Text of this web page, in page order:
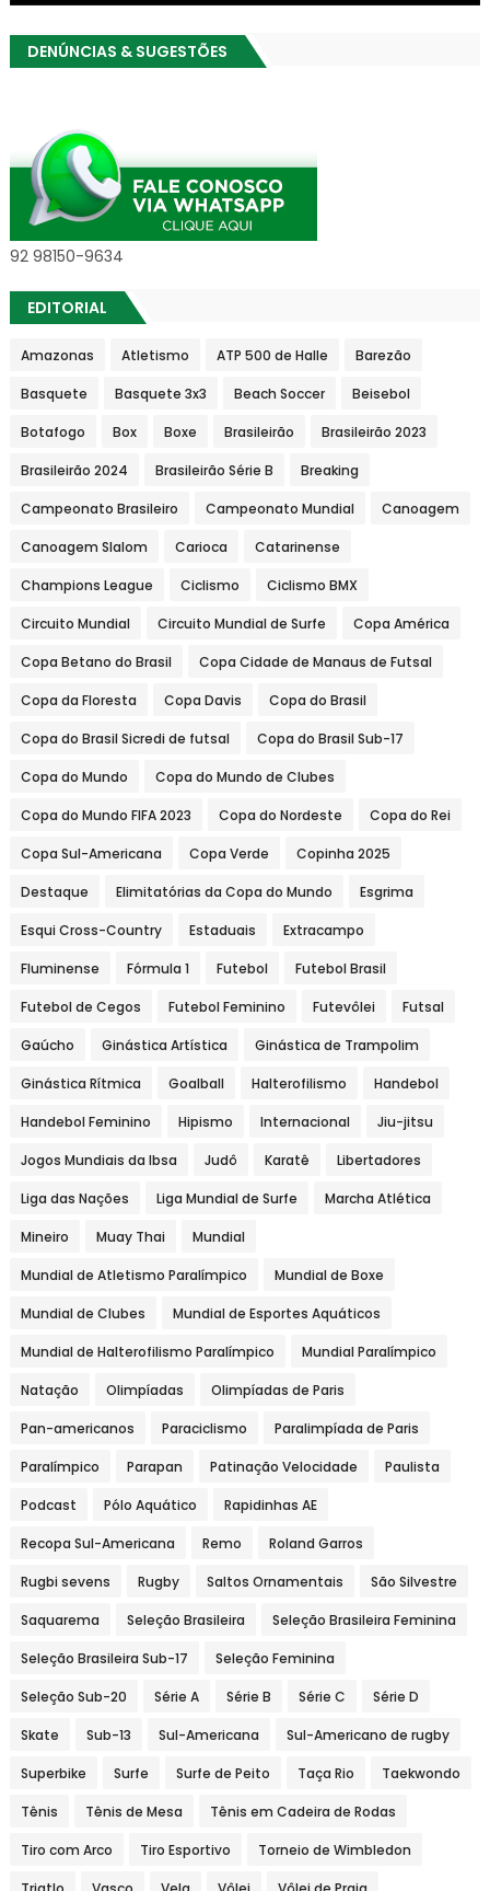
DENÚNCIAS & SUGESTÕES
92 98150-9634
EDITORIAL
Amazonas Atletismo ATP 500 de Halle Barezão
Basquete Basquete 3x3 Beach Soccer Beisebol
Botafogo Box Boxe Brasileirão Brasileirão 2023
Brasileirão 2024 Brasileirão Série B Breaking
Campeonato Brasileiro Campeonato Mundial Canoagem
Canoagem Slalom Carioca Catarinense
Champions League Ciclismo Ciclismo BMX
Circuito Mundial Circuito Mundial de Surfe Copa América
Copa Betano do Brasil Copa Cidade de Manaus de Futsal
Copa da Floresta Copa Davis Copa do Brasil
Copa do Brasil Sicredi de futsal Copa do Brasil Sub-17
Copa do Mundo Copa do Mundo de Clubes
Copa do Mundo FIFA 2023 Copa do Nordeste Copa do Rei
Copa Sul-Americana Copa Verde Copinha 2025
Destaque Elimitatórias da Copa do Mundo Esgrima
Esqui Cross-Country Estaduais Extracampo
Fluminense Fórmula 1 Futebol Futebol Brasil
Futebol de Cegos Futebol Feminino Futevôlei Futsal
Gaúcho Ginástica Artística Ginástica de Trampolim
Ginástica Rítmica Goalball Halterofilismo Handebol
Handebol Feminino Hipismo Internacional Jiu-jitsu
Jogos Mundiais da Ibsa Judô Karatê Libertadores
Liga das Nações Liga Mundial de Surfe Marcha Atlética
Mineiro Muay Thai Mundial
Mundial de Atletismo Paralímpico Mundial de Boxe
Mundial de Clubes Mundial de Esportes Aquáticos
Mundial de Halterofilismo Paralímpico Mundial Paralímpico
Natação Olimpíadas Olimpíadas de Paris
Pan-americanos Paraciclismo Paralimpíada de Paris
Paralímpico Parapan Patinação Velocidade Paulista
Podcast Pólo Aquático Rapidinhas AE
Recopa Sul-Americana Remo Roland Garros
Rugbi sevens Rugby Saltos Ornamentais São Silvestre
Saquarema Seleção Brasileira Seleção Brasileira Feminina
Seleção Brasileira Sub-17 Seleção Feminina
Seleção Sub-20 Série A Série B Série C Série D
Skate Sub-13 Sul-Americana Sul-Americano de rugby
Superbike Surfe Surfe de Peito Taça Rio Taekwondo
Tênis Tênis de Mesa Tênis em Cadeira de Rodas
Tiro com Arco Tiro Esportivo Torneio de Wimbledon